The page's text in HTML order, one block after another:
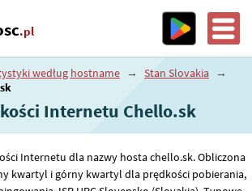
.pl
według hostname → Stan Slovakia →
Internetu Chello.sk
Internetu dla nazwy hosta chello.sk. Obliczona
kwartyl i górny kwartyl dla prędkości pobierania,